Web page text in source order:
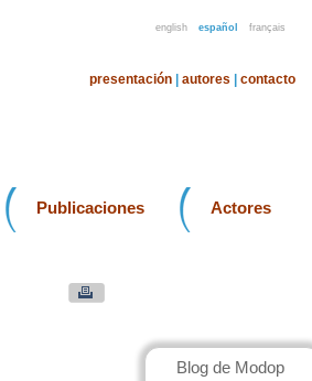
english español français
presentación autores contacto
Publicaciones Actores
Blog de Modop